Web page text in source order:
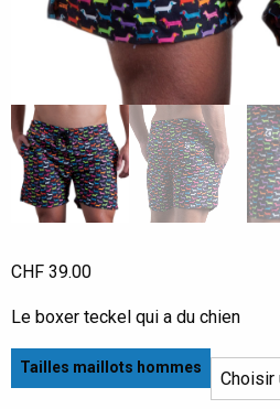
CHF 39.00
Le boxer teckel qui a du chien
Tailles maillots hommes